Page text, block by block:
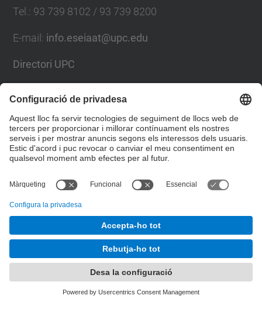
Tel. : 93 739 8102 / 93 739 8200
E-mail : info.eseiaat@upc.edu
Directori UPC
Llista Xarxes Socials
© UPCEscola Superior d’Enginyeries Industrial,
Aeroespacial i Audiovisual de Terrassa. ESEIAAT
Desenvolupat amb